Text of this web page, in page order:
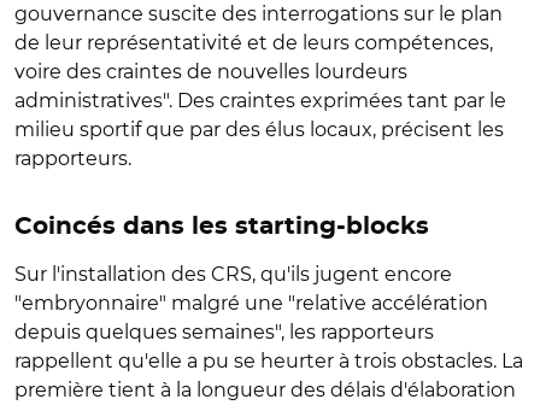
gouvernance suscite des interrogations sur le plan
de leur représentativité et de leurs compétences,
voire des craintes de nouvelles lourdeurs
administratives". Des craintes exprimées tant par le
milieu sportif que par des élus locaux, précisent les
rapporteurs.
Coincés dans les starting-blocks
Sur l'installation des CRS, qu'ils jugent encore
"embryonnaire" malgré une "relative accélération
depuis quelques semaines", les rapporteurs
rappellent qu'elle a pu se heurter à trois obstacles. La
première tient à la longueur des délais d'élaboration